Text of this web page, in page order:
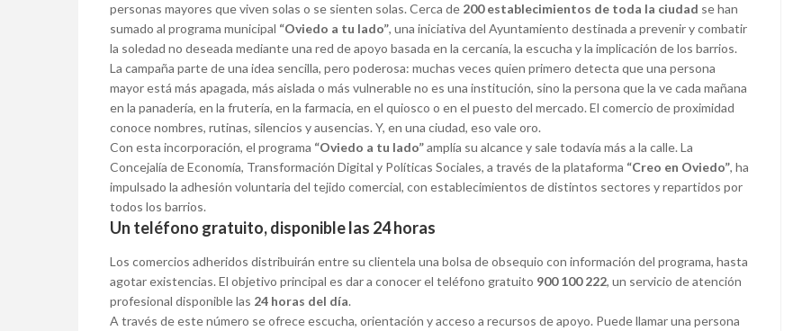
personas mayores que viven solas o se sienten solas. Cerca de 200 establecimientos de toda la ciudad se han
sumado al programa municipal “Oviedo a tu lado”, una iniciativa del Ayuntamiento destinada a prevenir y combatir
la soledad no deseada mediante una red de apoyo basada en la cercanía, la escucha y la implicación de los barrios.
La campaña parte de una idea sencilla, pero poderosa: muchas veces quien primero detecta que una persona
mayor está más apagada, más aislada o más vulnerable no es una institución, sino la persona que la ve cada mañana
en la panadería, en la frutería, en la farmacia, en el quiosco o en el puesto del mercado. El comercio de proximidad
conoce nombres, rutinas, silencios y ausencias. Y, en una ciudad, eso vale oro.
Con esta incorporación, el programa “Oviedo a tu lado”amplía su alcance y sale todavía más a la calle. La
Concejalía de Economía, Transformación Digital y Políticas Sociales, a través de la plataforma “Creo en Oviedo”, ha
impulsado la adhesión voluntaria del tejido comercial, con establecimientos de distintos sectores y repartidos por
todos los barrios.
Un teléfono gratuito, disponible las 24 horas
Los comercios adheridos distribuirán entre su clientela una bolsa de obsequio con información del programa, hasta
agotar existencias. El objetivo principal es dar a conocer el teléfono gratuito 900 100 222, un servicio de atención
profesional disponible las 24 horas del día.
A través de este número se ofrece escucha, orientación y acceso a recursos de apoyo. Puede llamar una persona